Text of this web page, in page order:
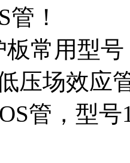
！
常用型
压场效应
管，型